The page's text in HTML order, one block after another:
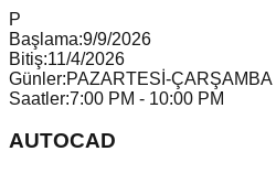
P
Başlama:9/9/2026
Bitiş:11/4/2026
Günler:PAZARTESİ-ÇARŞAMBA
Saatler:7:00 PM - 10:00 PM
AUTOCAD